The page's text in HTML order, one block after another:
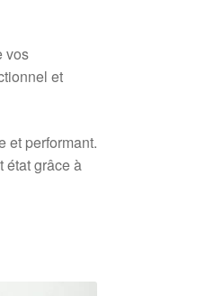
vos
et
et performant.
état grâce à